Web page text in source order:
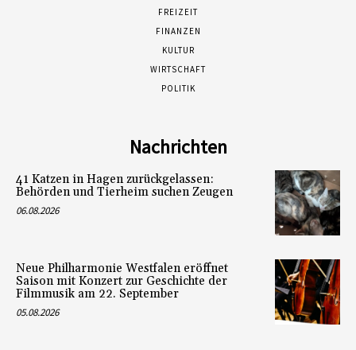
FREIZEIT
FINANZEN
KULTUR
WIRTSCHAFT
POLITIK
Nachrichten
41 Katzen in Hagen zurückgelassen:
Behörden und Tierheim suchen Zeugen
06.08.2026
Neue Philharmonie Westfalen eröffnet
Saison mit Konzert zur Geschichte der
Filmmusik am 22. September
05.08.2026